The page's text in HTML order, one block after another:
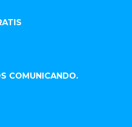
COMUNICANDO.